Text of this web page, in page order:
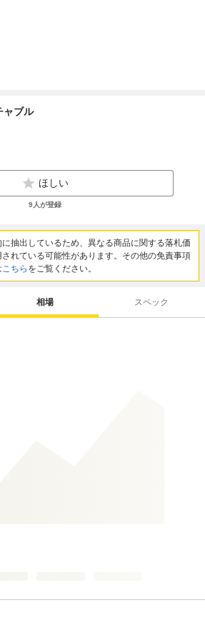
ャブル
ほしい
9人が登録
抽出しているため、異なる商品に関する落札価
れている可能性があります。その他の免責事項
こちら をご覧ください。
相場 スペック